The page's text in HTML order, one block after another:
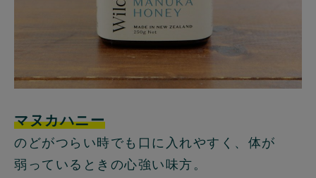
マヌカハニー
のどがつらい時でも口に入れやすく、体が
弱っているときの心強い味方。